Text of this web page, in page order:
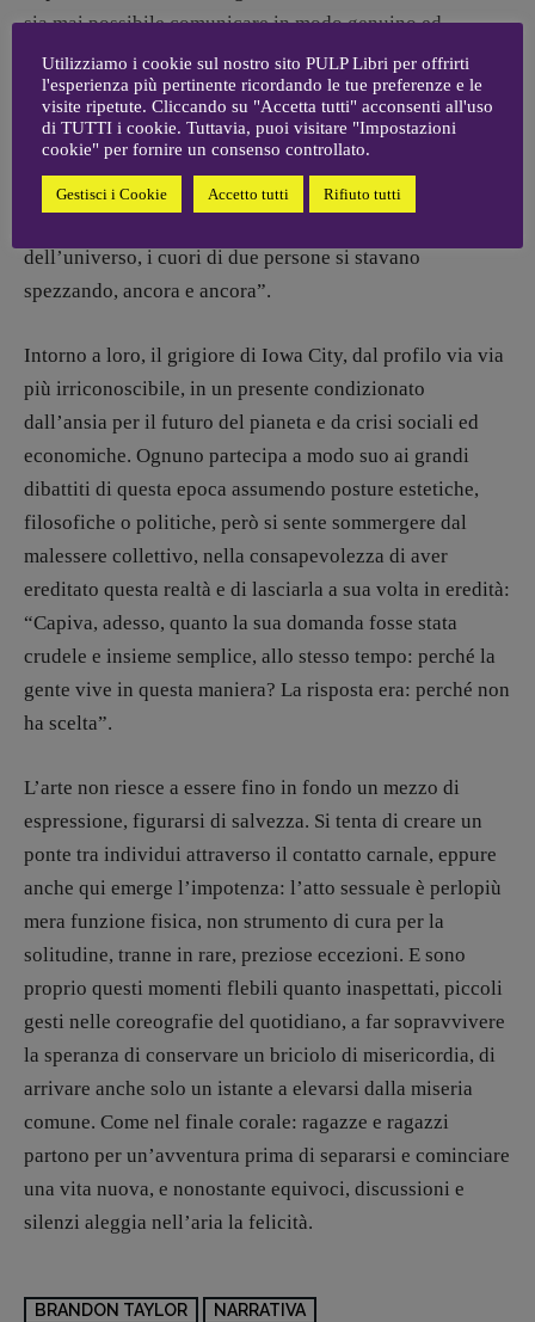
sia mai possibile comunicare in modo genuino ed
efficace: “Così continuarono a sorridere, e poi si misero a
ridere, seduti nel tavolino all’angolo, mentre fuori
pioveva e il caffè si faceva più rumoroso e poi caldo e
poi vuoto, e il mondo intero, l’intera sequenza degli
eventi, marciava senza prestare la minima attenzione o
dell’universo, i cuori di due persone si stavano
spezzando, ancora e ancora”.
Intorno a loro, il grigiore di Iowa City, dal profilo via via
più irriconoscibile, in un presente condizionato
dall’ansia per il futuro del pianeta e da crisi sociali ed
economiche. Ognuno partecipa a modo suo ai grandi
dibattiti di questa epoca assumendo posture estetiche,
filosofiche o politiche, però si sente sommergere dal
malessere collettivo, nella consapevolezza di aver
ereditato questa realtà e di lasciarla a sua volta in eredità:
“Capiva, adesso, quanto la sua domanda fosse stata
crudele e insieme semplice, allo stesso tempo: perché la
gente vive in questa maniera? La risposta era: perché non
ha scelta”.
L’arte non riesce a essere fino in fondo un mezzo di
espressione, figurarsi di salvezza. Si tenta di creare un
ponte tra individui attraverso il contatto carnale, eppure
anche qui emerge l’impotenza: l’atto sessuale è perlopiù
mera funzione fisica, non strumento di cura per la
solitudine, tranne in rare, preziose eccezioni. E sono
proprio questi momenti flebili quanto inaspettati, piccoli
gesti nelle coreografie del quotidiano, a far sopravvivere
la speranza di conservare un briciolo di misericordia, di
arrivare anche solo un istante a elevarsi dalla miseria
comune. Come nel finale corale: ragazze e ragazzi
partono per un’avventura prima di separarsi e cominciare
una vita nuova, e nonostante equivoci, discussioni e
silenzi aleggia nell’aria la felicità.
BRANDON TAYLOR NARRATIVA
Utilizziamo i cookie sul nostro sito PULP Libri per offrirti
l'esperienza più pertinente ricordando le tue preferenze e le
visite ripetute. Cliccando su "Accetta tutti" acconsenti all'uso
di TUTTI i cookie. Tuttavia, puoi visitare "Impostazioni
cookie" per fornire un consenso controllato.
Gestisci i Cookie Accetto tutti Rifiuto tutti